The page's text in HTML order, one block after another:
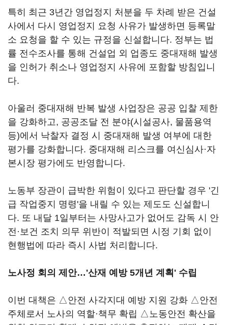
특히 최근 3년간 영업정지 처분을 두 차례 받은 건설
사에서 다시 영업정지 요청 사유가 발생하면 등록말
소 요청을 할 수 있는 규정을 신설합니다. 정부는 법
률 전수조사를 통해 건설업 외 업종도 중대재해 발생
을 인허가 취소나 영업정지 사유에 포함할 방침입니
다.
아울러 중대재해 반복 발생 사업장은 공공 입찰 제한
을 강화하고, 공공조달 전 분야(시설공사, 물품용역
등)에서 낙찰자 결정 시 중대재해 발생 여부에 대한
평가를 강화합니다. 중대재해 리스크를 여신심사·자
본시장 평가에도 반영합니다.
노동부 장관이 급박한 위험이 있다고 판단할 경우 '긴
급 작업중지 명령'을 내릴 수 있는 제도도 신설합니
다. 또 내달 1일부터는 사망사고가 없어도 감독 시 안
전·보건 조치 의무 위반이 적발되면 시정 기회 없이
현행법에 따라 즉시 사법 처리합니다.
노사정 회의 제안…'산재 예방 5개년 계획' 수립
이번 대책은 △안전 사각지대 예방 지원 강화 △안전
주체로서 노사의 역할·책무 확립 △노동안전 확산을